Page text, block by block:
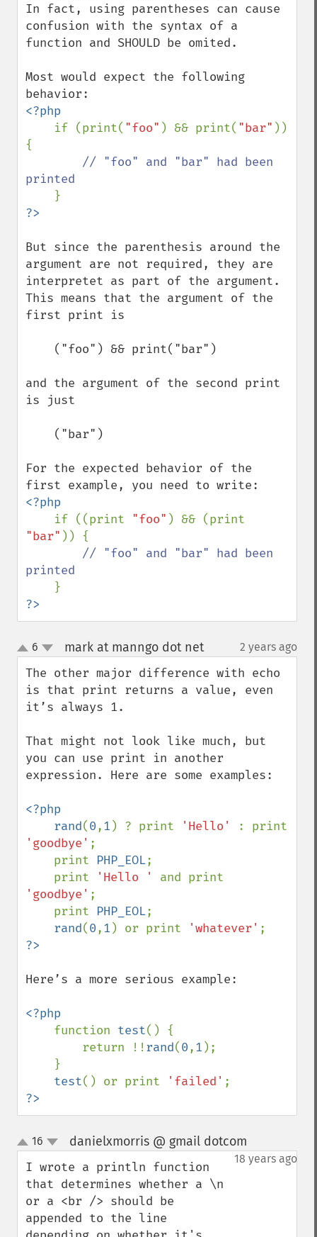
In fact, using parentheses can cause
confusion with the syntax of a
function and SHOULD be omited.
Most would expect the following
<?php
if (print( "foo" ) && print( "bar" ))
{
// "foo" and "bar" had been
printed
But since the parenthesis around the
argument are not required, they are
interpretet as part of the argument.
This means that the argument of the
first print is
and the argument of the second print
is just
For the expected behavior of the
<?php
if ((print "foo"
"bar" )) {
// "foo" and "bar" had been
printed
?>
up
down
6 mark at manngo dot net¶ 2 years ago
The other major difference with echo
is that print returns a value, even
it’s always 1.
That might not look like much, but
you can use print in another
expression. Here are some examples:
<?php
    rand
(0,1 ) ? print 'Hello'
'goodbye' ;
    print
PHP_EOL;
    print
'Hello '
'goodbye' ;
    print
PHP_EOL;
rand(0,1 ) or print 'whatever'
Here’s a more serious example:
<?php
function test() {
        return !!
rand(0,1 );
test() or print 'failed'
?>
up
down
16 danielxmorris @ gmail dotcom
18 years ago
I wrote a println function
that determines whether a \n
or a <br /> should be
appended to the line